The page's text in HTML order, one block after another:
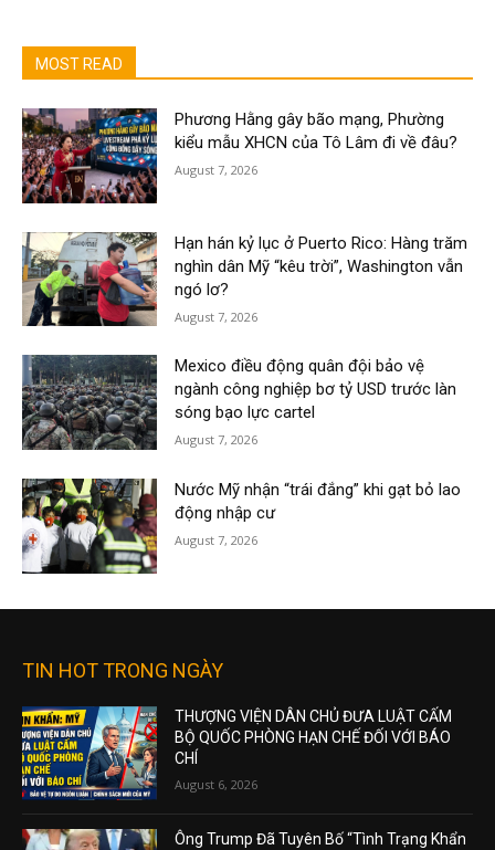
MOST READ
Phương Hằng gây bão mạng, Phường
kiểu mẫu XHCN của Tô Lâm đi về đâu?
August 7, 2026
Hạn hán kỷ lục ở Puerto Rico: Hàng trăm
nghìn dân Mỹ “kêu trời”, Washington vẫn
ngó lơ?
August 7, 2026
Mexico điều động quân đội bảo vệ
ngành công nghiệp bơ tỷ USD trước làn
sóng bạo lực cartel
August 7, 2026
Nước Mỹ nhận “trái đắng” khi gạt bỏ lao
động nhập cư
August 7, 2026
TIN HOT TRONG NGÀY
THƯỢNG VIỆN DÂN CHỦ ĐƯA LUẬT CẤM
BỘ QUỐC PHÒNG HẠN CHẾ ĐỐI VỚI BÁO
CHÍ
August 6, 2026
Ông Trump Đã Tuyên Bố “Tình Trạng Khẩn